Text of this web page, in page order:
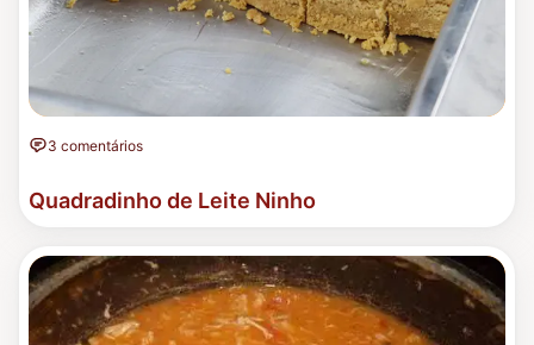
3 comentários
Quadradinho de Leite Ninho